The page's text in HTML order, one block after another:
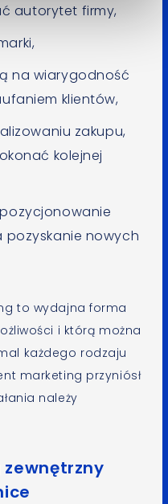
autorytet firmy,
na wiarygodność
klientów,
zakupu,
kolejnej
nowych
to wydajna forma
i którą można
każdego rodzaju
marketing przyniósł
należy